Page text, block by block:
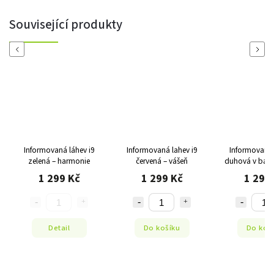
Související produkty
Previous
Informovaná láhev i9
zelená – harmonie
1 299 Kč
Detail
Informovaná lahev i9
červená – vášeň
1 299 Kč
Do košíku
duhová v
1 299
Do
Next